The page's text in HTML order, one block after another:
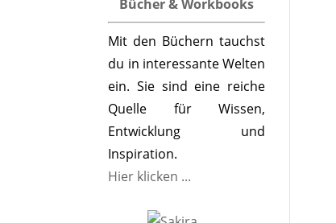
Bücher & Workbooks
Mit den Büchern tauchst
du in interessante Welten
ein. Sie sind eine reiche
Quelle für Wissen,
Entwicklung und
Inspiration.
Hier klicken ...